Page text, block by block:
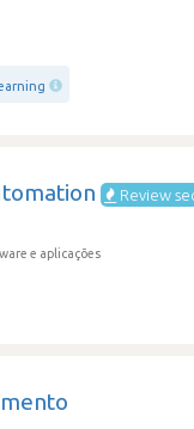
Review
e aplicações